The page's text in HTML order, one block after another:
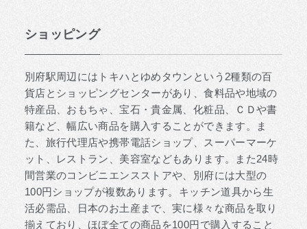
ショッピング
別府駅周辺にはトキハとゆめタウンという2種類の百
貨店とショッピングセンターがあり、食料品や地域の
特産品、おもちゃ、宝石・貴金属、化粧品、ＣＤや書
籍など、幅広い商品を購入することができます。ま
た、旅行代理店や携帯電話ショップ、スーパーマーケ
ット、レストラン、美容室などもあります。また24時
間営業のコンビニエンスストアや、別府には大型の
100円ショップが複数あります。キッチン道具から生
活必需品、日本のお土産まで、実に様々な商品を取り
揃えており、ほぼ全ての商品を100円で購入すること